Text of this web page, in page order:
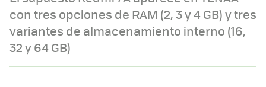
con tres opciones de RAM (2, 3 y 4 GB) y tres
variantes de almacenamiento interno (16,
32 y 64 GB)